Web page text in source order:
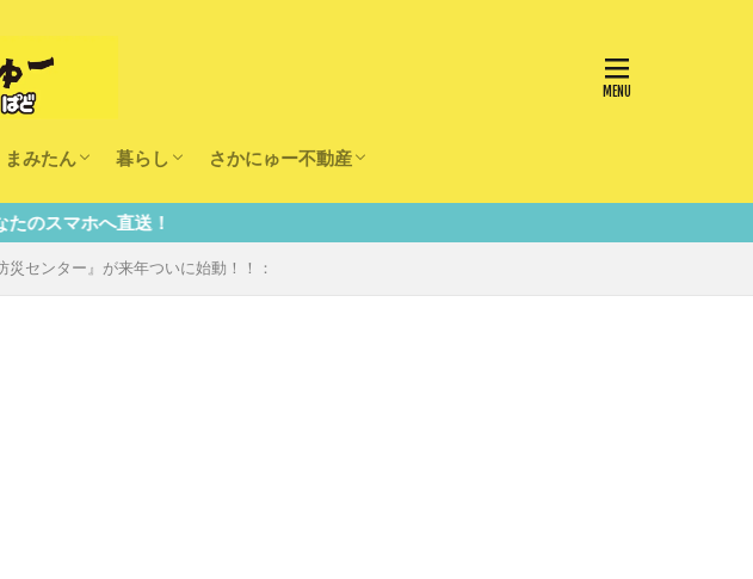
まみたん
まみたんイベント・おでかけ
習い事・キャンペーン
幼稚園・こども園・保育園
暮らし
医療
美容・健康
大人の習い事
キッズ
子供の教育
子供の習い事
おしごと
さかにゅー不動産
センター』が来年ついに始動！！：